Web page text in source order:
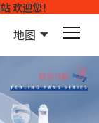
欢迎您！
地图